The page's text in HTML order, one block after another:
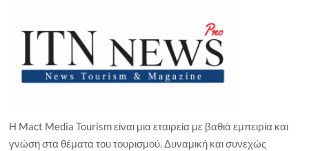
Η Mact Media Tourism είναι μια εταιρεία με βαθιά εμπειρία και
γνώση στα θέματα του τουρισμού. Δυναμική και συνεχώς